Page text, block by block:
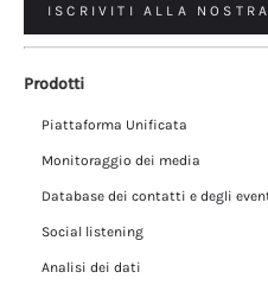
ISCRIVITI ALLA
Prodotti
Piattaforma Unificata
Monitoraggio dei media
Database dei contatti e degli
Social listening
Analisi dei dati